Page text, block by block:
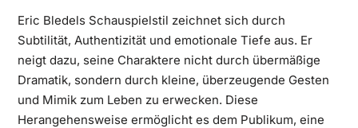
Eric Bledels Schauspielstil zeichnet sich durch
Subtilität, Authentizität und emotionale Tiefe aus. Er
neigt dazu, seine Charaktere nicht durch übermäßige
Dramatik, sondern durch kleine, überzeugende Gesten
und Mimik zum Leben zu erwecken. Diese
Herangehensweise ermöglicht es dem Publikum, eine